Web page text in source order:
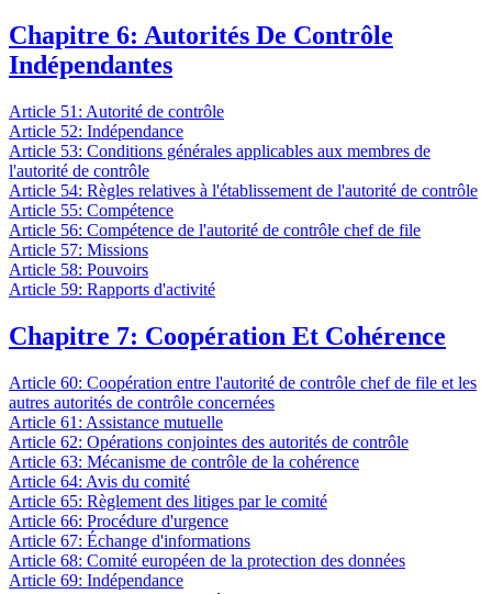
Chapitre 6: Autorités De Contrôle
Indépendantes
Article 51: Autorité de contrôle
Article 52: Indépendance
Article 53: Conditions générales applicables aux membres de
l'autorité de contrôle
Article 54: Règles relatives à l'établissement de l'autorité de contrôle
Article 55: Compétence
Article 56: Compétence de l'autorité de contrôle chef de file
Article 57: Missions
Article 58: Pouvoirs
Article 59: Rapports d'activité
Chapitre 7: Coopération Et Cohérence
Article 60: Coopération entre l'autorité de contrôle chef de file et les
autres autorités de contrôle concernées
Article 61: Assistance mutuelle
Article 62: Opérations conjointes des autorités de contrôle
Article 63: Mécanisme de contrôle de la cohérence
Article 64: Avis du comité
Article 65: Règlement des litiges par le comité
Article 66: Procédure d'urgence
Article 67: Échange d'informations
Article 68: Comité européen de la protection des données
Article 69: Indépendance